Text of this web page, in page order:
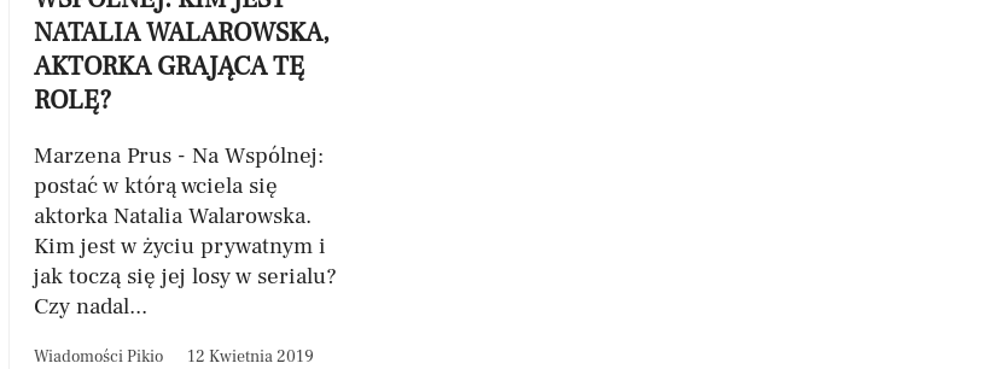
NATALIA WALAROWSKA,
AKTORKA GRAJĄCA TĘ
ROLĘ?
Marzena Prus - Na Wspólnej:
postać w którą wciela się
aktorka Natalia Walarowska.
Kim jest w życiu prywatnym i
jak toczą się jej losy w serialu?
Czy nadal...
Wiadomości Pikio 12 Kwietnia 2019